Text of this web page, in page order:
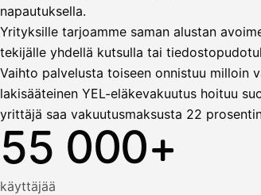
napautuksella.
Yrityksille tarjoamme saman alustan
tekijälle yhdellä kutsulla tai
Vaihto palvelusta toiseen onnistuu milloin
lakisääteinen YEL-eläkevakuutus hoituu
yrittäjä saa vakuutusmaksusta 22
55 000+
käyttäjää